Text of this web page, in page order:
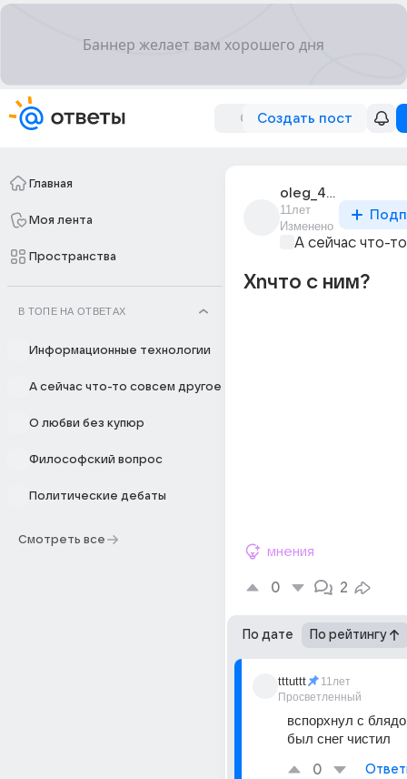
Создать пост
Главная
Моя лента
Пространства
В ТОПЕ НА ОТВЕТАХ
Информационные технологии
А сейчас что-то совсем другое
О любви без купюр
Философский вопрос
Политические дебаты
Смотреть все
oleg_42801
11лет
Изменено
А сейчас что-
Xnчто с ним?
мнения
0 2
По дате По рейтингу
tttuttt
Просветленный
11лет
вспорхнул с
был снег чистил
0